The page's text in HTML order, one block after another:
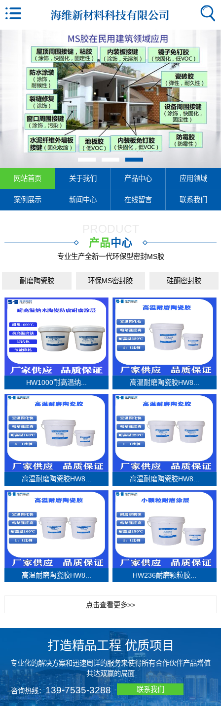
网站首页 关于我们 产品中心 应用领域
案例展示 新闻中心 在线留言 联系我们
产品中心
专业生产全新一代环保型密封MS胶
耐磨陶瓷胶 环保MS密封胶 硅酮密封胶
HW1000耐高温纳... 高温耐磨陶瓷胶HW8...
高温耐磨陶瓷胶HW8... 高温耐磨陶瓷胶HW8...
高温耐磨陶瓷胶HW8... HW236耐磨颗粒胶...
点击查看更多>>
打造精品工程 优质项目
专业化的解决方案和迅速周详的服务来使得所有合作伙伴产品增值
共达双赢的局面
咨询热线：139-7535-3288 联系我们